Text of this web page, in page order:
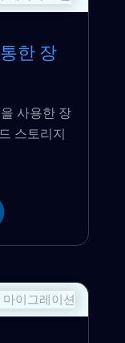
한 장
사용한 장
스토리지